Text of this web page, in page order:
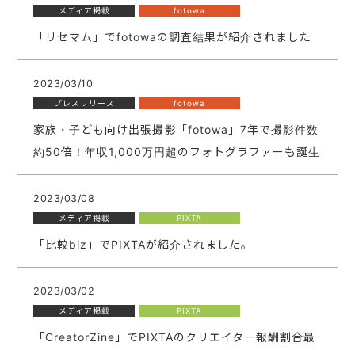
メディア掲載 fotowa
「リセマム」でfotowaの調査結果が紹介されました
2023/03/10
プレスリリース fotowa
家族・子ども向け出張撮影「fotowa」7年で撮影件数
約50倍！年収1,000万円超のフォトグラファーも誕生
2023/03/08
メディア掲載 PIXTA
「比較biz」でPIXTAが紹介されました。
2023/03/02
メディア掲載 PIXTA
「CreatorZine」でPIXTAのクリエイター報酬割合最